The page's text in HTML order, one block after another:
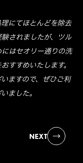
にてほとんどを除去
されましたが、ツル
はセオリー通りの洗
すすめいたします。
ますので、ぜひご利
ました。
NEXT